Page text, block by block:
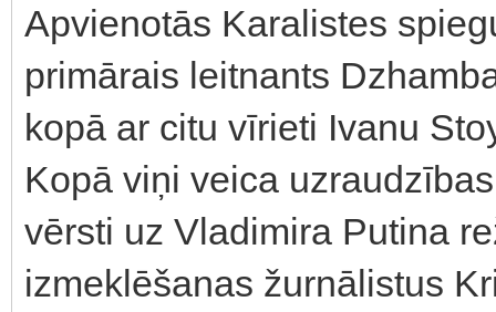
Apvienotās Karalistes
primārais leitnants
kopā ar citu vīrieti Ivanu
Kopā viņi veica
vērsti uz Vladimira Putina
izmeklēšanas žurnālistus